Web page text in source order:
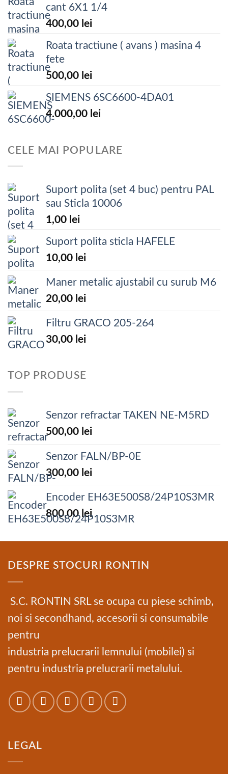
cant 6X1 1/4
400,00 lei
Roata tractiune ( avans ) masina 4
fete
500,00 lei
SIEMENS 6SC6600-4DA01
4.000,00 lei
CELE MAI POPULARE
Suport polita (set 4 buc) pentru PAL
sau Sticla 10006
1,00 lei
Suport polita sticla HAFELE
10,00 lei
Maner metalic ajustabil cu surub M6
20,00 lei
Filtru GRACO 205-264
30,00 lei
TOP PRODUSE
Senzor refractar TAKEN NE-M5RD
500,00 lei
Senzor FALN/BP-0E
300,00 lei
Encoder EH63E500S8/24P10S3MR
800,00 lei
DESPRE STOCURI RONTIN
S.C. RONTIN SRL se ocupa cu piese schimb,
noi si secondhand, accesorii si consumabile
pentru
industria prelucrarii lemnului (mobilei) si
pentru industria prelucrarii metalului.
LEGAL